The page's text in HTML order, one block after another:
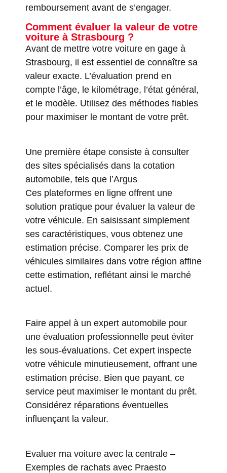
remboursement avant de s’engager.
Comment évaluer la valeur de votre
voiture à Strasbourg ?
Avant de mettre votre voiture en gage à
Strasbourg, il est essentiel de connaître sa
valeur exacte. L’évaluation prend en
compte l’âge, le kilométrage, l’état général,
et le modèle. Utilisez des méthodes fiables
pour maximiser le montant de votre prêt.
Une première étape consiste à consulter
des sites spécialisés dans la cotation
automobile, tels que l’Argus
Ces plateformes en ligne offrent une
solution pratique pour évaluer la valeur de
votre véhicule. En saisissant simplement
ses caractéristiques, vous obtenez une
estimation précise. Comparer les prix de
véhicules similaires dans votre région affine
cette estimation, reflétant ainsi le marché
actuel.
Faire appel à un expert automobile pour
une évaluation professionnelle peut éviter
les sous-évaluations. Cet expert inspecte
votre véhicule minutieusement, offrant une
estimation précise. Bien que payant, ce
service peut maximiser le montant du prêt.
Considérez réparations éventuelles
influençant la valeur.
Evaluer ma voiture avec la centrale –
Exemples de rachats avec Praesto